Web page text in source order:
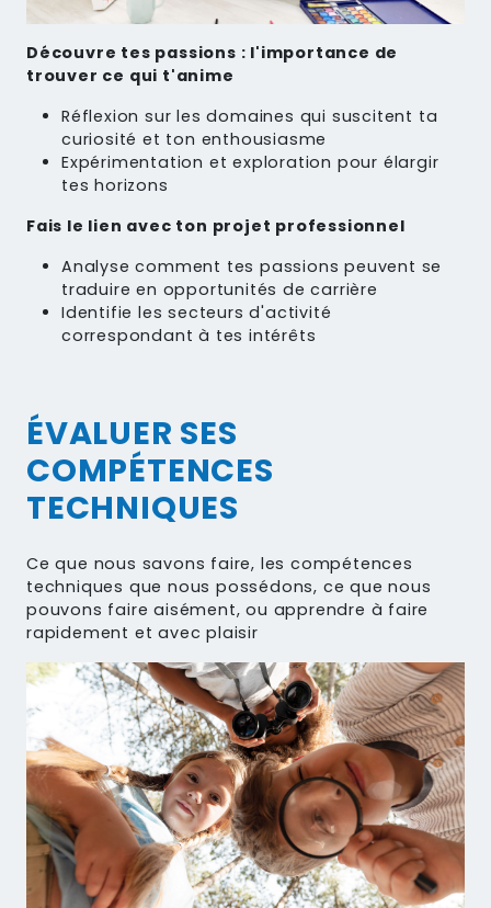
Découvre tes passions : l'importance de
trouver ce qui t'anime
Réflexion sur les domaines qui suscitent ta
curiosité et ton enthousiasme
Expérimentation et exploration pour élargir
tes horizons
Fais le lien avec ton projet professionnel
Analyse comment tes passions peuvent se
traduire en opportunités de carrière
Identifie les secteurs d'activité
correspondant à tes intérêts
ÉVALUER SES
COMPÉTENCES
TECHNIQUES
Ce que nous savons faire, les compétences
techniques que nous possédons, ce que nous
pouvons faire aisément, ou apprendre à faire
rapidement et avec plaisir